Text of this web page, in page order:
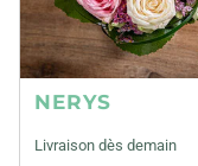
NERYS
Livraison dès demain